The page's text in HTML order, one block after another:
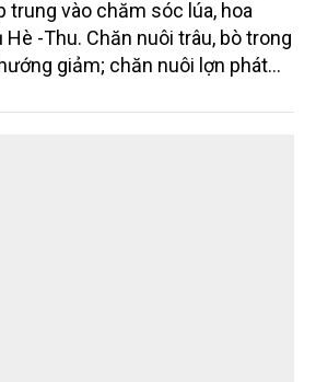
trung vào chăm sóc lúa, hoa
Hè -Thu. Chăn nuôi trâu, bò trong
giảm; chăn nuôi lợn phát
rừng trồng mới và sản lượng